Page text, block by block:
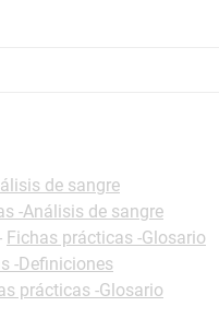
de sangre
-Análisis de sangre
Fichas prácticas -Glosario
-Definiciones
prácticas -Glosario